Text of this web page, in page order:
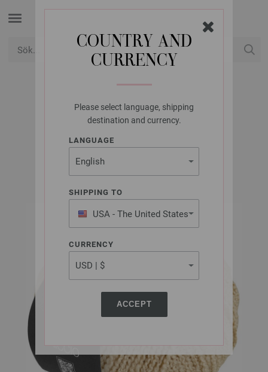
COUNTRY AND
CURRENCY
Please select language, shipping
destination and currency.
LANGUAGE
SHIPPING TO
USA - The United States
of America
CURRENCY
ACCEPT
LANA GROSSA
RICCIO